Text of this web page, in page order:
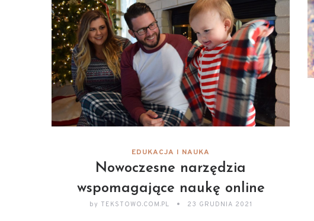
EDUKACJA I NAUKA
Nowoczesne narzędzia
wspomagające naukę online
by TEKSTOWO.COM.PL 23 GRUDNIA 2021